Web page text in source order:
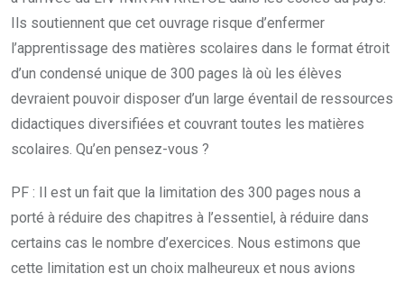
Ils soutiennent que cet ouvrage risque d’enfermer
l’apprentissage des matières scolaires dans le format étroit
d’un condensé unique de 300 pages là où les élèves
devraient pouvoir disposer d’un large éventail de ressources
didactiques diversifiées et couvrant toutes les matières
scolaires. Qu’en pensez-vous ?
PF : Il est un fait que la limitation des 300 pages nous a
porté à réduire des chapitres à l’essentiel, à réduire dans
certains cas le nombre d’exercices. Nous estimons que
cette limitation est un choix malheureux et nous avions